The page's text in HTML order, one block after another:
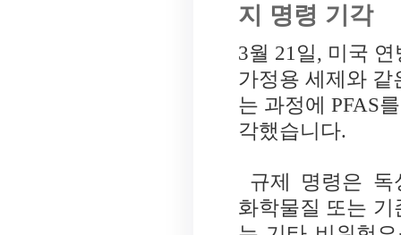
지 명령 기각
3월 21일, 미국
가정용 세제와 같
는 과정에 PFAS
각했습니다.
규제 명령은 독
화학물질 또는